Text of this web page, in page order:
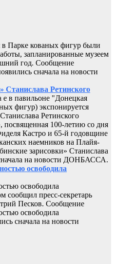
Парке кованых фигур были
запланированные музеем
год. Сообщение
сначала на новости
Станислава Ретинского
е в павильоне "Донецкая
фигур) экспонируется
Ретинского
посвященная 100-летию со дня
Кастро и 65-й годовщине
наемников на Плайя-
зарисовки» Станислава
на новости ДОНБАССА.
освободила
освободила
сообщил пресс-секретарь
Песков. Сообщение
освободила
сначала на новости